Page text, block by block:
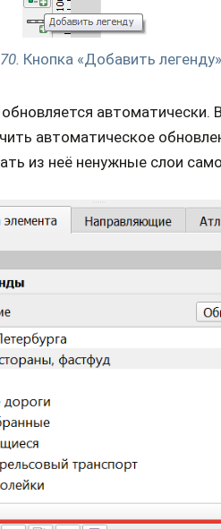
Кнопка «Добавить легенду»
автоматически.
автоматическое
из неё ненужные слои